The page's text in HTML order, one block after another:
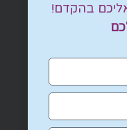
בהקדם!